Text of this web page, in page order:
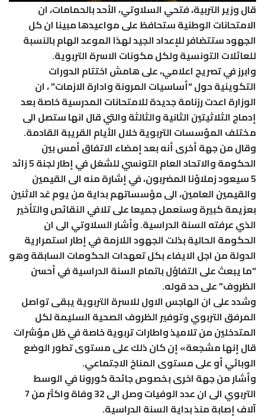
قال وزير التربية، فتحي السلاوتي، الأحد بالحمامات، ان
الامتحانات الوطنية ستحافظ على مواعيدها مبينا ان كل
الجهود ستتضافر للإعداد الجيد لهذا الموعد الهام بالنسبة
للعائلات التونسية ولكل مكونات الاسرة التربوية.
وابرز في تصريح اعلامي، على هامش اختتام الدورات
التكوينية حول “أساسيات المرونة وادارة الازمات” ، ان
الوزارة اعدت رزنامة جديدة للامتحانات المدرسية خاصة بعد
إدماج الثلاثيتين الثانية والثالثة والتي قال انها ستصل الى
مختلف المؤسسات التربوية خلال الأيام القريبة القادمة.
وقال من جهة أخرى أنه بعد إمضاء الاتفاق أمس بين
الحكومة والاتحاد العام التونسي للشغل في إطار لجنة 5 زائد
5 سيعود زملاؤنا المضربون، في إشارة منه الى القيمين
والقيمين العامين، الى مؤسساتهم بداية من يوم غد الاثنين
بعزيمة كبيرة وسنعمل جميعا على تلافي النقائص والتأخير
الذي عرفته السنة الدراسية. وأشار السلاوتي الى ان
الحكومة الحالية بذلت الجهود اللازمة في إطار استمرارية
الدولة من اجل الايفاء بكل تعهدات الحكومات السابقة وهو
“ما يبعث على التفاؤل باتمام السنة الدراسية في أحسن
الظروف” على حد قوله.
وشدد على ان الهاجس الاول للاسرة التربوية يبقى تواصل
المرفق التربوي وتوفير الظروف الصحية السليمة لكل
المتدخلين من تلاميذ واطارات تربوية خاصة في ظل مؤشرات
قال إنها مشجعة» إن كان ذلك على مستوى تطور الوضع
الوبائي أو على مستوى المناخ الاجتماعي.
وأشار من جهة اخرى بخصوص جائحة كورونا في الوسط
التربوي الى ان عدد الوفيات وصل الى 32 وفاة واكثر من 7
آلاف إصابة منذ بداية السنة الدراسية.